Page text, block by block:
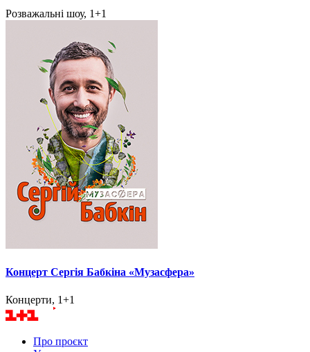
Розважальні шоу, 1+1
Концерт Сергія Бабкіна «Музасфера»
Концерти, 1+1
Про проєкт